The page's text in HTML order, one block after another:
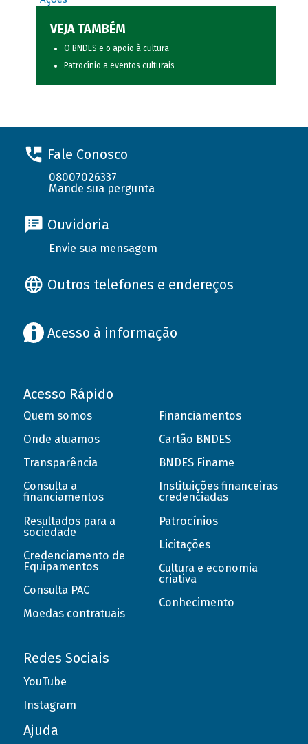
VEJA TAMBÉM
O BNDES e o apoio à cultura
Patrocínio a eventos culturais
Fale Conosco
08007026337
Mande sua pergunta
Ouvidoria
Envie sua mensagem
Outros telefones e endereços
Acesso à informação
Acesso Rápido
Quem somos
Onde atuamos
Transparência
Consulta a
financiamentos
Resultados para a
sociedade
Credenciamento de
Equipamentos
Consulta PAC
Moedas contratuais
Financiamentos
Cartão BNDES
BNDES Finame
Instituições financeiras
credenciadas
Patrocínios
Licitações
Cultura e economia
criativa
Conhecimento
Redes Sociais
YouTube
Instagram
Ajuda